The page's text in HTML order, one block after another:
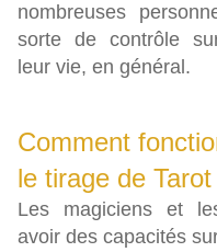
nombreuses
sorte de contrôle
leur vie, en général.
Comment
le tirage de Tarot
Les magiciens et
avoir des capacités